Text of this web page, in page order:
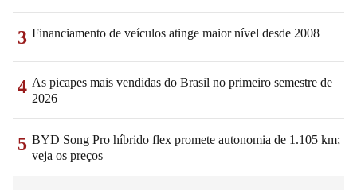
3 Financiamento de veículos atinge maior nível desde 2008
4 As picapes mais vendidas do Brasil no primeiro semestre de
2026
5 BYD Song Pro híbrido flex promete autonomia de 1.105 km;
veja os preços